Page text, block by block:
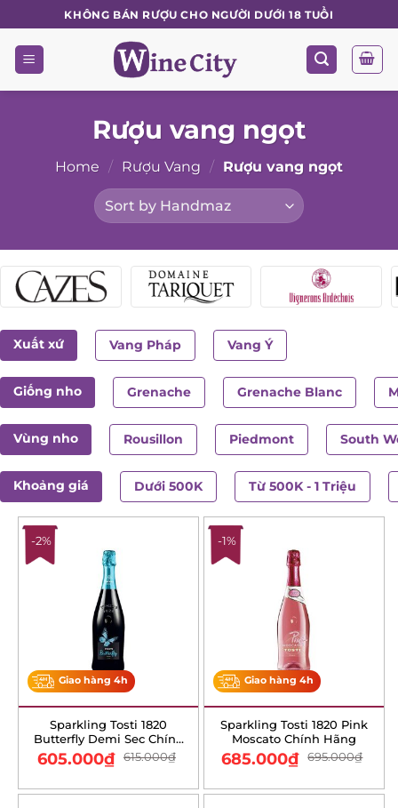
to
content
KHÔNG BÁN RƯỢU CHO NGƯỜI DƯỚI 18 TUỔI
Rượu vang ngọt
Home / Rượu Vang / Rượu vang ngọt
Xuất xứ Vang Pháp Vang Ý
Giống nho Grenache Grenache Blanc
Vùng nho Rousillon Piedmont South
Khoảng giá Dưới 500K Từ 500K - 1 Triệu
-2%
Giao hàng 4h
Sparkling Tosti 1820
Butterfly Demi Sec Chính
Hãng615.000₫
605.000₫
-1%
Giao hàng 4h
Sparkling Tosti 1820 Pink
Moscato Chính Hãng
695.000₫
685.000₫